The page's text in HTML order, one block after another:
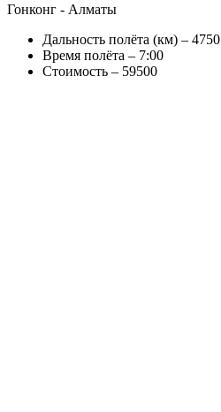
Гонконг - Алматы
Дальность полёта (км) – 4750
Время полёта – 7:00
Стоимость – 59500